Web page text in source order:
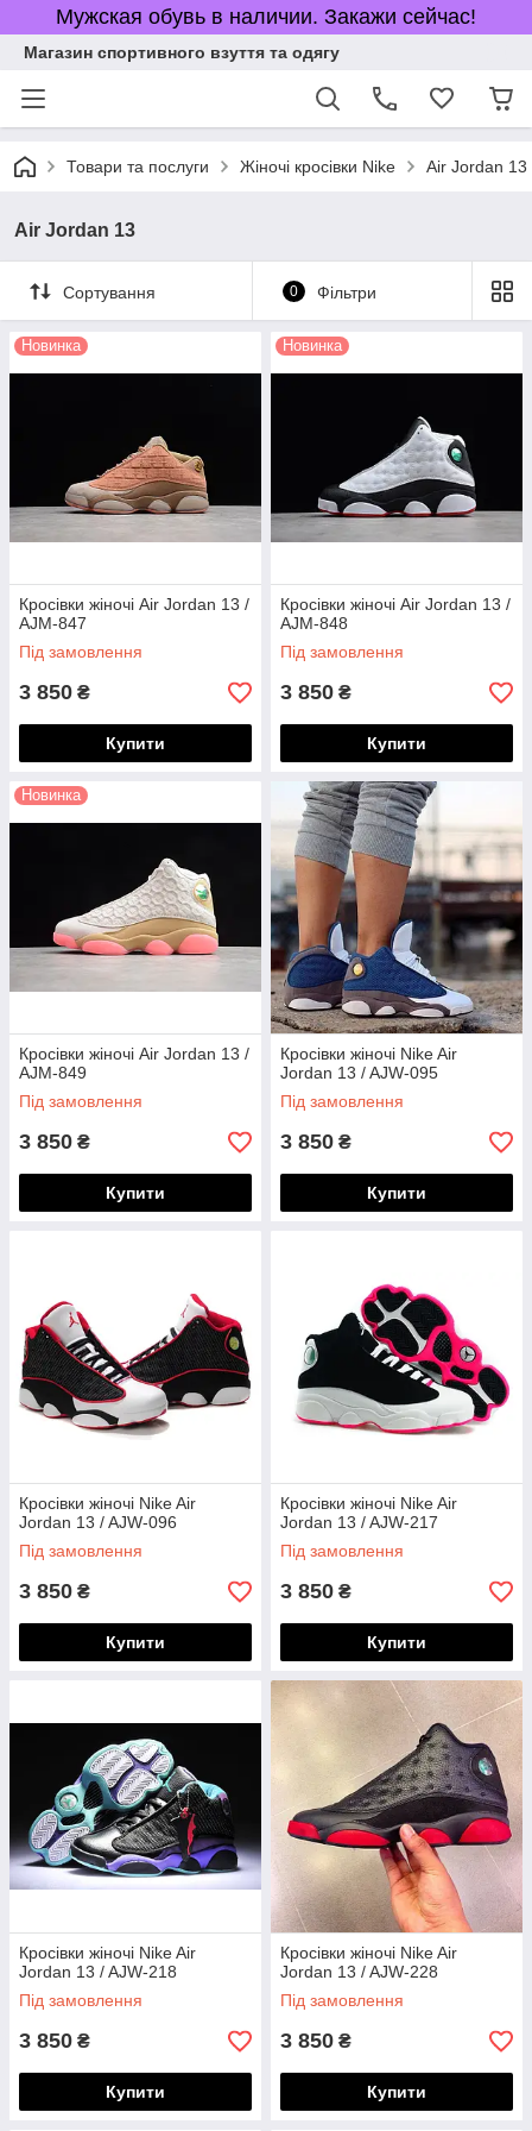
Мужская обувь в наличии. Закажи сейчас!
Магазин спортивного взуття та одягу
Товари та послуги Жіночі кросівки Nike Air Jordan 13
Air Jordan 13
Сортування 0 Фільтри
Новинка
Кросівки жіночі Air Jordan 13 /
AJM-847
Під замовлення
3 850 ₴
Купити
Новинка
Кросівки жіночі Air Jordan 13 /
AJM-848
Під замовлення
3 850 ₴
Купити
Новинка
Кросівки жіночі Air Jordan 13 /
AJM-849
Під замовлення
3 850 ₴
Купити
Кросівки жіночі Nike Air
Jordan 13 / AJW-095
Під замовлення
3 850 ₴
Купити
Кросівки жіночі Nike Air
Jordan 13 / AJW-096
Під замовлення
3 850 ₴
Купити
Кросівки жіночі Nike Air
Jordan 13 / AJW-217
Під замовлення
3 850 ₴
Купити
Кросівки жіночі Nike Air
Jordan 13 / AJW-218
Під замовлення
3 850 ₴
Купити
Кросівки жіночі Nike Air
Jordan 13 / AJW-228
Під замовлення
3 850 ₴
Купити